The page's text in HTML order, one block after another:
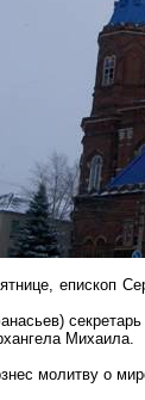
епископ
Михаила.
молитву о